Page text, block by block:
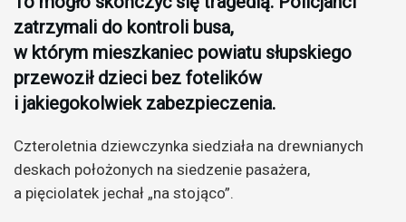
zatrzymali do kontroli busa,
w którym mieszkaniec powiatu słupskiego
przewoził dzieci bez fotelików
i jakiegokolwiek zabezpieczenia.
Czteroletnia dziewczynka siedziała na drewnianych
deskach położonych na siedzenie pasażera,
a pięciolatek jechał „na stojąco”.